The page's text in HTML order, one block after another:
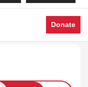
Donate